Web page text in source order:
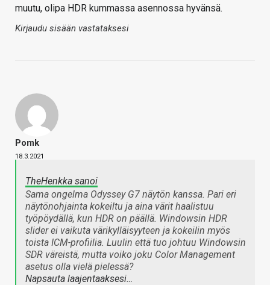
muutu, olipa HDR kummassa asennossa hyvänsä.
Kirjaudu sisään vastataksesi
Pomk
18.3.2021
TheHenkka sanoi
Sama ongelma Odyssey G7 näytön kanssa. Pari eri
näytönohjainta kokeiltu ja aina värit haalistuu
työpöydällä, kun HDR on päällä. Windowsin HDR
slider ei vaikuta värikylläisyyteen ja kokeilin myös
toista ICM-profiilia. Luulin että tuo johtuu Windowsin
SDR väreistä, mutta voiko joku Color Management
asetus olla vielä pielessä?
Napsauta laajentaaksesi…